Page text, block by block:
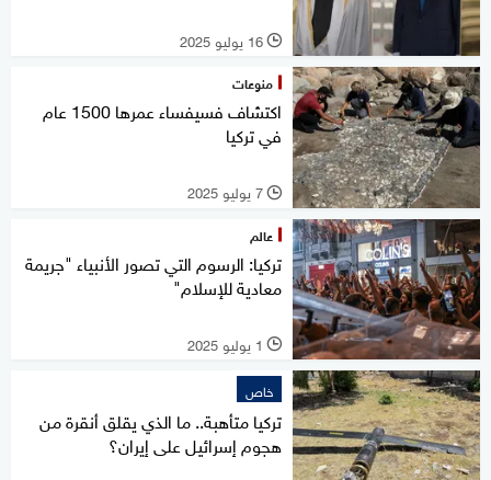
l 16 يوليو 2025
منوعات
اكتشاف فسيفساء عمرها 1500 عام
في تركيا
l 7 يوليو 2025
عالم
تركيا: الرسوم التي تصور الأنبياء "جريمة
معادية للإسلام"
l 1 يوليو 2025
خاص
تركيا متأهبة.. ما الذي يقلق أنقرة من
هجوم إسرائيل على إيران؟